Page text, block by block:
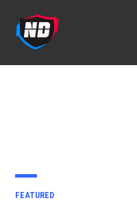
contenido
PUBLICADO
FEATURED